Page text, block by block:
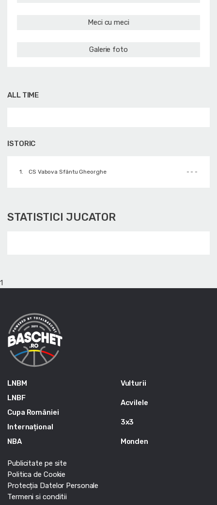
Meci cu meci
Galerie foto
ALL TIME
ISTORIC
1. CS Vabova Sfântu Gheorghe - - -
STATISTICI JUCATOR
1
LNBM
LNBF
Cupa României
Internațional
NBA
Vulturii
Acvilele
3x3
Monden
Publicitate pe site
Politica de Cookie
Protecția Datelor Personale
Termeni si conditii